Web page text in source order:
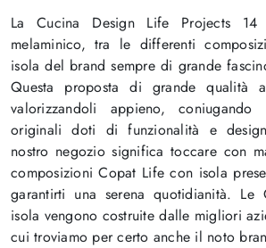
La Cucina Design Life Projects
melaminico, tra le differenti
isola del brand sempre di grande
Questa proposta di grande qualità
valorizzandoli appieno,
originali doti di funzionalità e
nostro negozio significa toccare con
composizioni Copat Life con isola
garantirti una serena quotidianità. Le
isola vengono costruite dalle migliori
cui troviamo per certo anche il noto